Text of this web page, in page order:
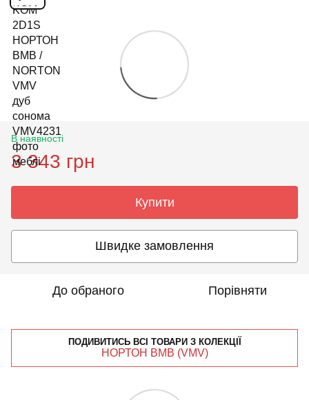
В наявності
3 343 грн
Купити
Швидке замовлення
До обраного Порівняти
ПОДИВИТИСЬ ВСІ ТОВАРИ З КОЛЕКЦІЇ
НОРТОН ВМВ (VMV)